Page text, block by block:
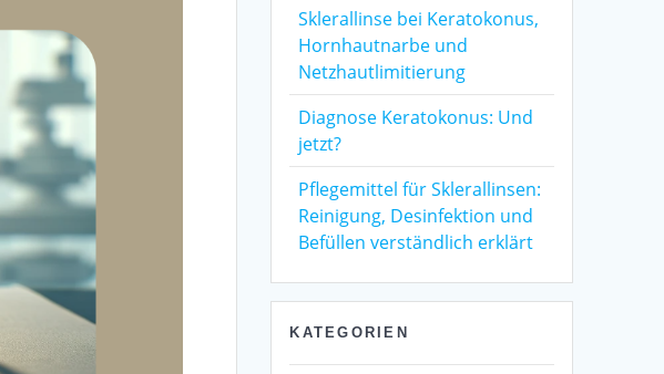
Sklerallinse bei Keratokonus,
Hornhautnarbe und
Netzhautlimitierung
Diagnose Keratokonus: Und
jetzt?
Pflegemittel für Sklerallinsen:
Reinigung, Desinfektion und
Befüllen verständlich erklärt
KATEGORIEN